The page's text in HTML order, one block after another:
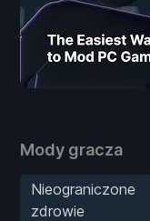
Mody gracza
Nieograniczone
zdrowie